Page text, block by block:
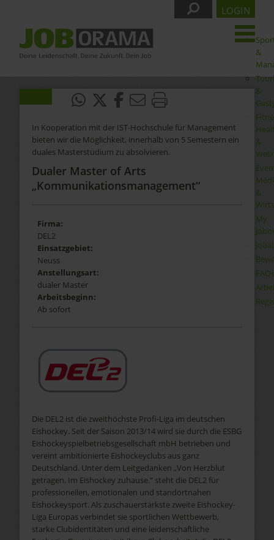
&
&
&
&
My
FAQs
LOGIN
In Kooperation mit der IST-Hochschule für Management
bieten wir die Möglichkeit, innerhalb von 5 Semestern ein
duales Masterstudium zu absolvieren.
Dualer Master of Arts
„Kommunikationsmanagement“
Firma:
DEL2
Einsatzgebiet:
Neuss
Anstellungsart:
dualer Master
Arbeitsbeginn:
Ab sofort
Die DEL2 ist die zweithöchste Profi-Liga im deutschen
Eishockey. Seit der Saison 2013/14 wird sie durch die ESBG
Eishockeyspielbetriebsgesellschaft mbH betrieben und
vereint ambitionierte Eishockeyclubs aus ganz
Deutschland. Unter dem Leitgedanken „Von Herzblut
getragen. Im Eishockey zuhause.“ steht die DEL2 für
professionellen, emotionalen und standortnahen
Eishockeysport. Als zuschauerstärkste zweite Eishockey-
Liga Europas verbindet sie sportlichen Wettbewerb,
starke Clubidentitäten und eine leidenschaftliche